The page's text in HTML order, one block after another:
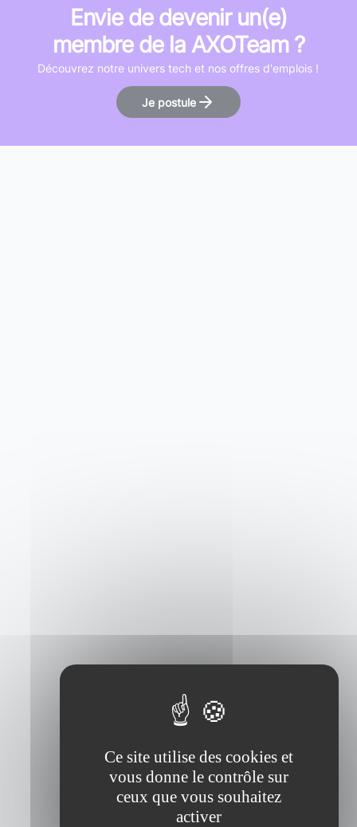
Envie de devenir un(e)
membre de la AXOTeam ?
Découvrez notre univers tech et nos offres d'emplois !
Je postule
Nous suivre, nous écouter
Ce site utilise des cookies et
vous donne le contrôle sur
ceux que vous souhaitez
activer